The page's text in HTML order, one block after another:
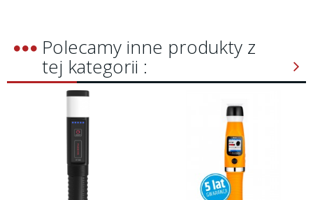
Polecamy inne produkty z
tej kategorii :